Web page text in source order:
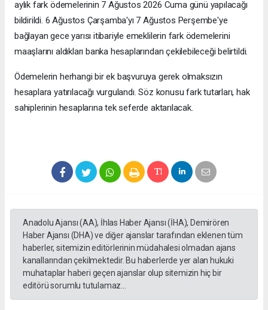
aylık fark ödemelerinin 7 Ağustos 2026 Cuma günü yapılacağı
bildirildi. 6 Ağustos Çarşamba'yı 7 Ağustos Perşembe'ye
bağlayan gece yarısı itibariyle emeklilerin fark ödemelerini
maaşlarını aldıkları banka hesaplarından çekilebileceği belirtildi.
Ödemelerin herhangi bir ek başvuruya gerek olmaksızın
hesaplara yatırılacağı vurgulandı. Söz konusu fark tutarları, hak
sahiplerinin hesaplarına tek seferde aktarılacak.
Anadolu Ajansı (AA), İhlas Haber Ajansı (İHA), Demirören
Haber Ajansı (DHA) ve diğer ajanslar tarafından eklenen tüm
haberler, sitemizin editörlerinin müdahalesi olmadan ajans
kanallarından çekilmektedir. Bu haberlerde yer alan hukuki
muhataplar haberi geçen ajanslar olup sitemizin hiç bir
editörü sorumlu tutulamaz...